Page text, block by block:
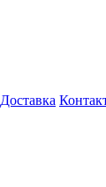
Доставка